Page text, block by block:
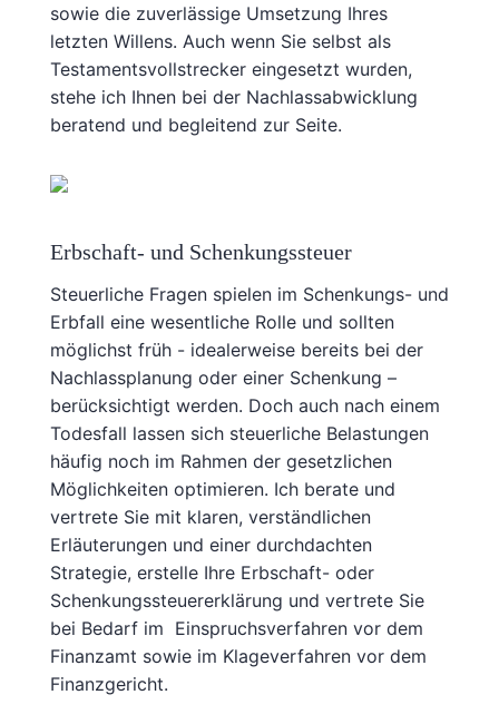
sowie die zuverlässige Umsetzung Ihres
letzten Willens. Auch wenn Sie selbst als
Testamentsvollstrecker eingesetzt wurden,
stehe ich Ihnen bei der Nachlassabwicklung
beratend und begleitend zur Seite.
Erbschaft- und Schenkungssteuer
Steuerliche Fragen spielen im Schenkungs- und
Erbfall eine wesentliche Rolle und sollten
möglichst früh - idealerweise bereits bei der
Nachlassplanung oder einer Schenkung –
berücksichtigt werden. Doch auch nach einem
Todesfall lassen sich steuerliche Belastungen
häufig noch im Rahmen der gesetzlichen
Möglichkeiten optimieren. Ich berate und
vertrete Sie mit klaren, verständlichen
Erläuterungen und einer durchdachten
Strategie, erstelle Ihre Erbschaft- oder
Schenkungssteuererklärung und vertrete Sie
bei Bedarf im Einspruchsverfahren vor dem
Finanzamt sowie im Klageverfahren vor dem
Finanzgericht.